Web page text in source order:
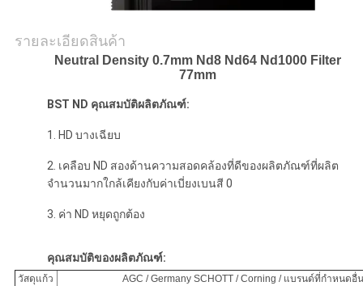
รายละเอียดสินค้า
Neutral Density 0.7mm Nd8 Nd64 Nd1000 Filter
77mm
BST ND คุณสมบัติผลิตภัณฑ์:
1. HD บางเฉียบ
2. เคลือบ ND สองด้านความสอดคล้องที่ดีของผลิตภัณฑ์ที่ผลิต
จำนวนมากใกล้เคียงกับค่าเบี่ยงเบนสี 0
3. ค่า ND หยุดถูกต้อง
คุณสมบัติของผลิตภัณฑ์:
วัสดุแก้ว AGC / Germany SCHOTT / Corning / แบรนด์ที่กำหนดอื่